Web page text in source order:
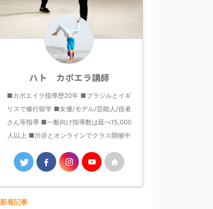
ハト カポエラ講師
■カポエイラ指導歴20年 ■ブラジルとイギ
リスで修行留学 ■女優/モデル/芸能人/役者
さん等指導 ■一般向け指導数は延べ15,000
人以上 ■渋谷とオンラインでクラス開催中
新着記事